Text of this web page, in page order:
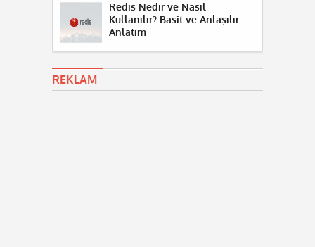
Redis Nedir ve Nasıl
Kullanılır? Basit ve Anlaşılır
Anlatım
REKLAM